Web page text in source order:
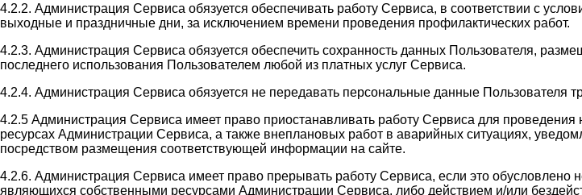
4.2.2. Администрация Сервиса обязуется обеспечивать работу Сервиса, в соответствии с
выходные и праздничные дни, за исключением времени проведения профилактических работ.
4.2.3. Администрация Сервиса обязуется обеспечить сохранность данных Пользователя,
последнего использования Пользователем любой из платных услуг Сервиса.
4.2.4. Администрация Сервиса обязуется не передавать персональные данные Пользователя
4.2.5 Администрация Сервиса имеет право приостанавливать работу Сервиса для
ресурсах Администрации Сервиса, а также внеплановых работ в аварийных ситуациях,
посредством размещения соответствующей информации на сайте.
4.2.6. Администрация Сервиса имеет право прерывать работу Сервиса, если это
являющихся собственными ресурсами Администрации Сервиса, либо действием и/или